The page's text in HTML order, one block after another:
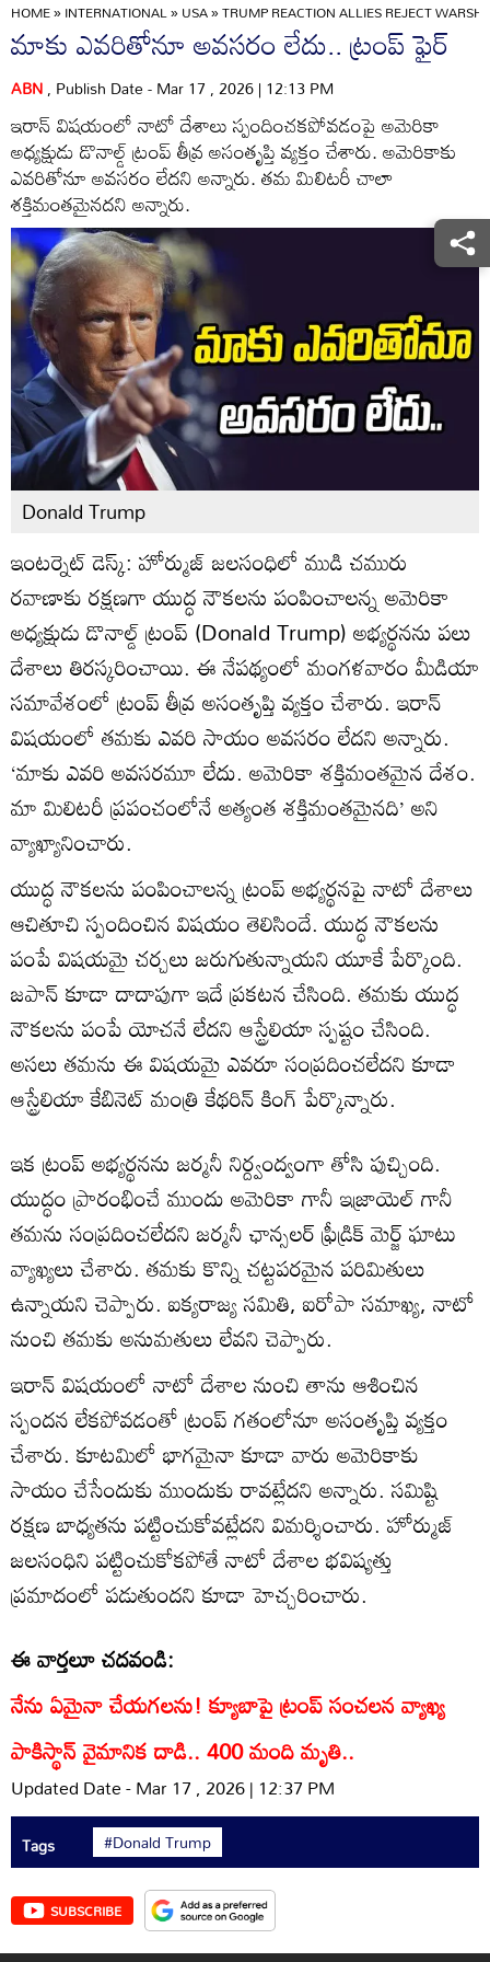
HOME»INTERNATIONAL»USA»TRUMP REACTION ALLIES REJECT
మాకు ఎవరితోనూ అవసరం లేదు.. ట్రంప్ ఫైర్
ABN, Publish Date - Mar 17 , 2026 | 12:13 PM
ఇరాన్ విషయంలో నాటో దేశాలు స్పందించకపోవడంపై అమెరికా
అధ్యక్షుడు డొనాల్డ్ ట్రంప్ తీవ్ర అసంతృప్తి వ్యక్తం చేశారు. అమెరికాకు
ఎవరితోనూ అవసరం లేదని అన్నారు. తమ మిలిటరీ చాలా
శక్తిమంతమైనదని అన్నారు.
Donald Trump
ఇంటర్నెట్ డెస్క్: హోర్ముజ్ జలసంధిలో ముడి చమురు
రవాణాకు రక్షణగా యుద్ధ నౌకలను పంపించాలన్న అమెరికా
అధ్యక్షుడు డొనాల్డ్ ట్రంప్ (Donald Trump) అభ్యర్థనను పలు
దేశాలు తిరస్కరించాయి. ఈ నేపథ్యంలో మంగళవారం మీడియా
సమావేశంలో ట్రంప్ తీవ్ర అసంతృప్తి వ్యక్తం చేశారు. ఇరాన్
విషయంలో తమకు ఎవరి సాయం అవసరం లేదని అన్నారు.
‘మాకు ఎవరి అవసరమూ లేదు. అమెరికా శక్తిమంతమైన దేశం.
మా మిలిటరీ ప్రపంచంలోనే అత్యంత శక్తిమంతమైనది’ అని
వ్యాఖ్యానించారు.
యుద్ధ నౌకలను పంపించాలన్న ట్రంప్ అభ్యర్థనపై నాటో దేశాలు
ఆచితూచి స్పందించిన విషయం తెలిసిందే. యుద్ధ నౌకలను
పంపే విషయమై చర్చలు జరుగుతున్నాయని యూకే పేర్కొంది.
జపాన్ కూడా దాదాపుగా ఇదే ప్రకటన చేసింది. తమకు యుద్ధ
నౌకలను పంపే యోచనే లేదని ఆస్ట్రేలియా స్పష్టం చేసింది.
అసలు తమను ఈ విషయమై ఎవరూ సంప్రదించలేదని కూడా
ఆస్ట్రేలియా కేబినెట్ మంత్రి కేథరిన్ కింగ్ పేర్కొన్నారు.
ఇక ట్రంప్ అభ్యర్థనను జర్మనీ నిర్ద్వంద్వంగా తోసి పుచ్చింది.
యుద్ధం ప్రారంభించే ముందు అమెరికా గానీ ఇజ్రాయెల్ గానీ
తమను సంప్రదించలేదని జర్మనీ ఛాన్సలర్ ఫ్రీడ్రిక్ మెర్జ్ ఘాటు
వ్యాఖ్యలు చేశారు. తమకు కొన్ని చట్టపరమైన పరిమితులు
ఉన్నాయని చెప్పారు. ఐక్యరాజ్య సమితి, ఐరోపా సమాఖ్య, నాటో
నుంచి తమకు అనుమతులు లేవని చెప్పారు.
ఇరాన్ విషయంలో నాటో దేశాల నుంచి తాను ఆశించిన
స్పందన లేకపోవడంతో ట్రంప్ గతంలోనూ అసంతృప్తి వ్యక్తం
చేశారు. కూటమిలో భాగమైనా కూడా వారు అమెరికాకు
సాయం చేసేందుకు ముందుకు రావట్లేదని అన్నారు. సమిష్టి
రక్షణ బాధ్యతను పట్టించుకోవట్లేదని విమర్శించారు. హోర్ముజ్
జలసంధిని పట్టించుకోకపోతే నాటో దేశాల భవిష్యత్తు
ప్రమాదంలో పడుతుందని కూడా హెచ్చరించారు.
ఈ వార్తలూ చదవండి:
నేను ఏమైనా చేయగలను! క్యూబాపై ట్రంప్ సంచలన వ్యాఖ్య
పాకిస్థాన్‌ వైమానిక దాడి.. 400 మంది మృతి..
Updated Date - Mar 17 , 2026 | 12:37 PM
Tags #Donald Trump
SUBSCRIBE